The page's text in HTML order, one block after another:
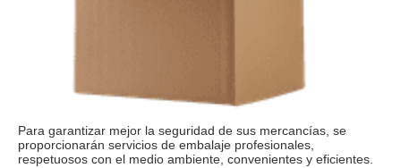
Para garantizar mejor la seguridad de sus mercancías, se
proporcionarán servicios de embalaje profesionales,
respetuosos con el medio ambiente, convenientes y eficientes.